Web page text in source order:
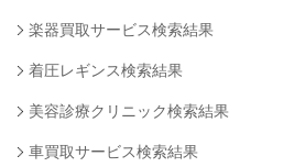
楽器買取サービス検索結果
着圧レギンス検索結果
美容診療クリニック検索結果
車買取サービス検索結果